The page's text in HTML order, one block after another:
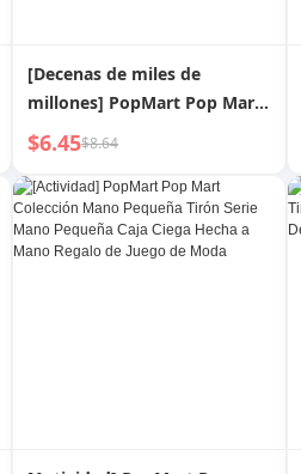
[Decenas de miles de
millones] PopMart Pop Mart
Dimoo World Disney Serie
conjunta Caja ciega Regalo
hecho a mano
$6.45$8.64